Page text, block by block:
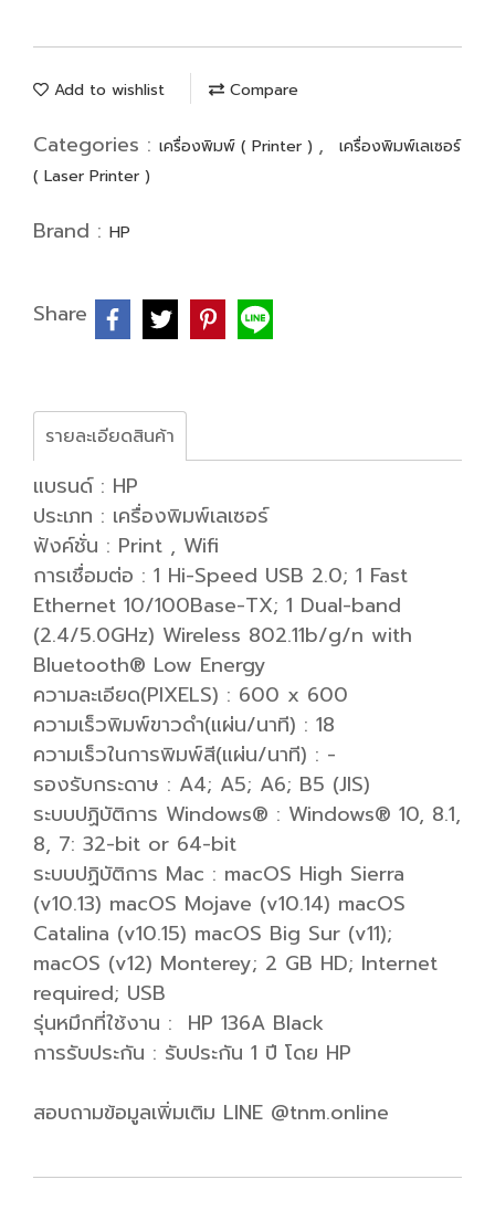
Add to wishlist Compare
Categories : เครื่องพิมพ์ ( Printer ) ,
เครื่องพิมพ์เลเซอร์
( Laser Printer )
Brand : HP
Share
รายละเอียดสินค้า
แบรนด์ : HP
ประเภท : เครื่องพิมพ์เลเซอร์
ฟังค์ชั่น : Print , Wifi
การเชื่อมต่อ : 1 Hi-Speed USB 2.0; 1 Fast
Ethernet 10/100Base-TX; 1 Dual-band
(2.4/5.0GHz) Wireless 802.11b/g/n with
Bluetooth® Low Energy
ความละเอียด(PIXELS) : 600 x 600
ความเร็วพิมพ์ขาวดำ(แผ่น/นาที) : 18
ความเร็วในการพิมพ์สี(แผ่น/นาที) : -
รองรับกระดาษ : A4; A5; A6; B5 (JIS)
ระบบปฏิบัติการ Windows® : Windows® 10, 8.1,
8, 7: 32-bit or 64-bit
ระบบปฏิบัติการ Mac : macOS High Sierra
(v10.13) macOS Mojave (v10.14) macOS
Catalina (v10.15) macOS Big Sur (v11);
macOS (v12) Monterey; 2 GB HD; Internet
required; USB
รุ่นหมึกที่ใช้งาน : HP 136A Black
การรับประกัน : รับประกัน 1 ปี โดย HP
สอบถามข้อมูลเพิ่มเติม LINE @tnm.online